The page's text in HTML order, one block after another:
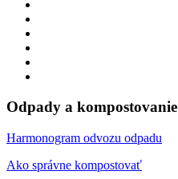
Odpady a kompostovanie
Harmonogram odvozu odpadu
Ako správne kompostovať